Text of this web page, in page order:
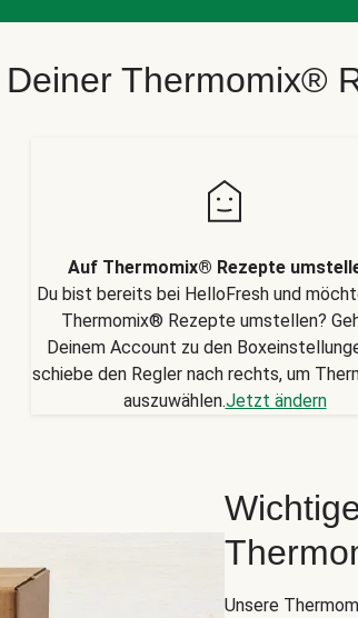
Thermomix®
Auf Thermomix® Rezepte
Du bist bereits bei HelloFresh und
Thermomix® Rezepte umstellen?
Deinem Account zu den
schiebe den Regler nach rechts, um
auszuwählen.Jetzt ändern
Unsere